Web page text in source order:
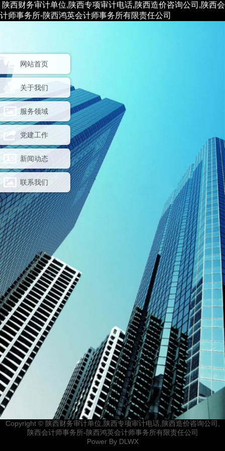
陕西财务审计单位,陕西专项审计电话,陕西造价咨询公司,陕西会
计师事务所-陕西鸿英会计师事务所有限责任公司
网站首页
关于我们
服务领域
党建工作
新闻动态
联系我们
Copyright © 陕西财务审计单位,陕西专项审计电话,陕西造价咨询公司,
陕西会计师事务所-陕西鸿英会计师事务所有限责任公司
Power By DLWX